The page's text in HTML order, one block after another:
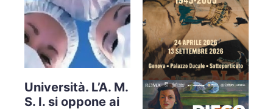
Università. L’A. M.
S. I. si oppone ai